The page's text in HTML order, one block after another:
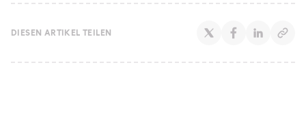
DIESEN ARTIKEL TEILEN